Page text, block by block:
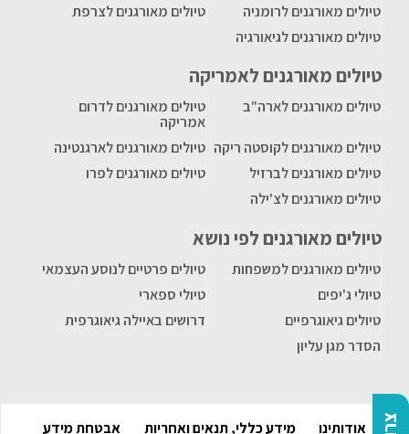
טיולים מאורגנים לרומניה
טיולים מאורגנים לצרפת
טיולים מאורגנים לגיאורגיה
טיולים מאורגנים לאמריקה
טיולים מאורגנים לארה"ב
טיולים מאורגנים לדרום
אמריקה
טיולים מאורגנים לקוסטה ריקה טיולים מאורגנים לארגנטינה
טיולים מאורגנים לברזיל
טיולים מאורגנים לפרו
טיולים מאורגנים לצ'ילה
טיולים מאורגנים לפי נושא
טיולים מאורגנים למשפחות
טיולים פרטיים לנוסע העצמאי
טיולי ג'יפים
טיולי ספארי
טיולים גיאוגרפיים
דרושים באיילה גיאוגרפית
הסדר מגן עליון
אודותינו מידע כללי, תנאים ואחריות אבטחת מידע